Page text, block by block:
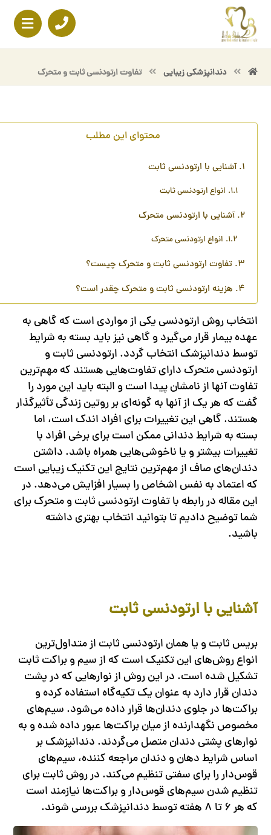
دندانپزشكی زيبايی تفاوت ارتودنسی ثابت و متحرک
محتوای این مطلب
آشنایی با ارتودنسی ثابت
انواع ارتودنسی ثابت
آشنایی با ارتودنسی متحرک
انواع ارتودنسی متحرک
تفاوت ارتودنسی ثابت و متحرک چیست؟
هزینه ارتودنسی ثابت و متحرک چقدر است؟
انتخاب روش ارتودنسی یکی از مواردی است که گاهی به
عهده بیمار قرار می‌گیرد و گاهی نیز باید بسته به شرایط
توسط دندانپزشک انتخاب گردد. ارتودنسی ثابت و
ارتودنسی متحرک دارای تفاوت‌هایی هستند که مهم‌ترین
تفاوت آنها از نامشان پیدا است و البته باید این مورد را
گفت که هر یک از آنها به گونه‌‎ای بر روتین زندگی تأثیرگذار
هستند. گاهی این تغییرات برای افراد اندک است، اما
بسته به شرایط دندانی ممکن است برای برخی افراد با
تغییرات بیشتر و یا ناخوشی‌هایی همراه باشد. داشتن
دندان‎‌های صاف از مهم‌ترین نتایج این تکنیک زیبایی است
که اعتماد به نفس اشخاص را بسیار افزایش می‌دهد. در
این مقاله در رابطه با تفاوت ارتودنسی ثابت و متحرک برای
شما توضیح دادیم تا بتوانید انتخاب بهتری داشته
باشید.
آشنایی با ارتودنسی ثابت
بریس ثابت و یا همان ارتودنسی ثابت از متداول‌‎ترین
انواع روش‌های این تکنیک است که از سیم و براکت ثابت
تشکیل شده است. در این روش از نوارهایی که در پشت
دندان قرار دارد به عنوان یک تکیه‎‌گاه استفاده کرده و
براکت‌ها در جلوی دندان‌ها قرار داده می‌شود. سیم‌های
مخصوص نگهدارنده از میان براکت‌ها عبور داده شده و به
نوارهای پشتی دندان متصل می‌گردند. دندانپزشک بر
اساس شرایط دهان و دندان مراجعه کننده، سیم‌های
قوس‌دار را برای سفتی تنظیم می‌کند. در روش ثابت برای
تنظیم شدن سیم‌های قوس‌دار و براکت‌ها نیازمند است
که هر ۶ تا ۸ هفته توسط دندانپزشک بررسی شوند.